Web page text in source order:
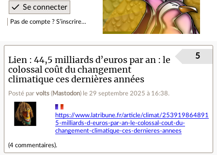
Pas de compte ? S’inscrire…
Lien
44,5 milliards d’euros par an : le
colossal coût du changement
climatique ces dernières années
Posté par volts ( Mastodon) le 29 septembre 2025 à 16:38.
5
https://www.latribune.fr/article/climat/
5-milliards-d-euros-par-an-le-colossal-cout-du-
changement-climatique-ces-dernieres-annees
(4 commentaires).